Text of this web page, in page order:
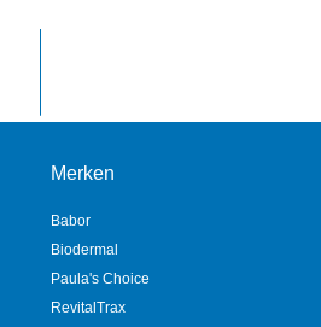
Merken
Babor
Biodermal
Paula's Choice
RevitalTrax